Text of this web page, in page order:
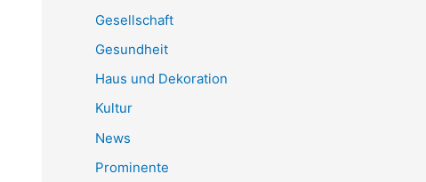
Gesellschaft
Gesundheit
Haus und Dekoration
Kultur
News
Prominente